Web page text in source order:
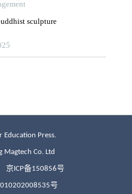
Press.
Magtech Co. Ltd
京ICP备150856号
号